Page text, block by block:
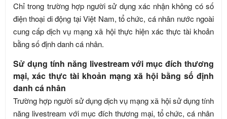
Chỉ trong trường hợp người sử dụng xác nhận không có số
điện thoại di động tại Việt Nam, tổ chức, cá nhân nước ngoài
cung cấp dịch vụ mạng xã hội thực hiện xác thực tài khoản
bằng số định danh cá nhân.
Sử dụng tính năng livestream với mục đích thương
mại, xác thực tài khoản mạng xã hội bằng số định
danh cá nhân
Trường hợp người sử dụng dịch vụ mạng xã hội sử dụng tính
năng livestream với mục đích thương mại, tổ chức, cá nhân